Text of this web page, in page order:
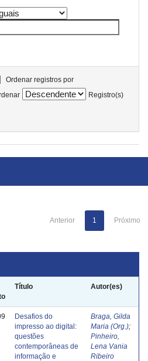
Ordenar registros por
Registro(s)
Anterior 1 Próximo
Título Autor(es)
Desafios do
impresso ao digital:
questões
contemporâneas de
informação e
Braga, Gilda
Maria (Org.);
Pinheiro,
Lena Vania
Ribeiro